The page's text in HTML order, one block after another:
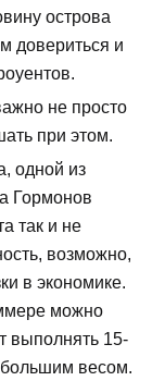
острова
довериться и
не просто
при этом.
одной из
Гормонов
так и не
возможно,
в экономике.
можно
выполнять 15-
весом.